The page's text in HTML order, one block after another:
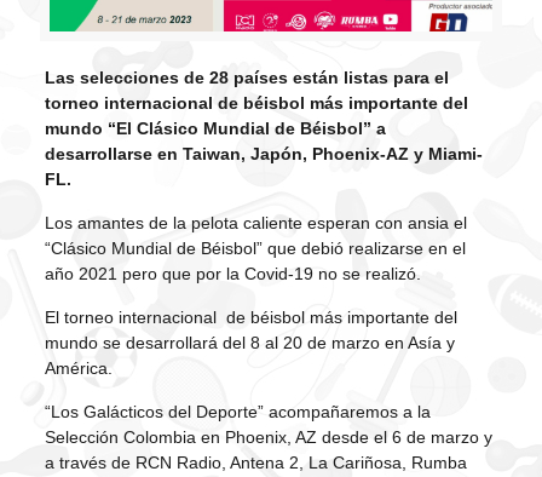
Las selecciones de 28 países están listas para el
torneo internacional de béisbol más importante del
mundo “El Clásico Mundial de Béisbol” a
desarrollarse en Taiwan, Japón, Phoenix-AZ y Miami-
FL.
Los amantes de la pelota caliente esperan con ansia el
“Clásico Mundial de Béisbol” que debió realizarse en el
año 2021 pero que por la Covid-19 no se realizó.
El torneo internacional de béisbol más importante del
mundo se desarrollará del 8 al 20 de marzo en Asía y
América.
“Los Galácticos del Deporte” acompañaremos a la
Selección Colombia en Phoenix, AZ desde el 6 de marzo y
a través de RCN Radio, Antena 2, La Cariñosa, Rumba